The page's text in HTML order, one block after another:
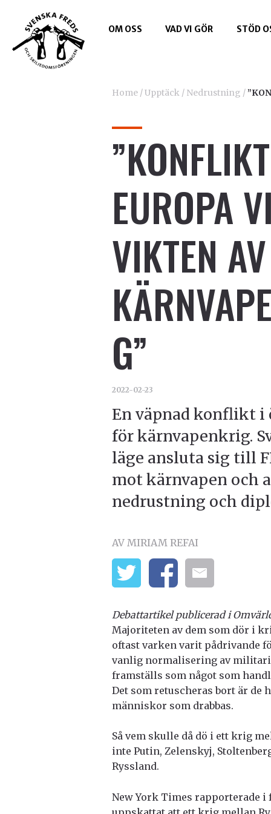
OM OSS VAD VI GÖR STÖD
Home/Upptäck/ Nedrustning /
EUROPA
VIKTEN AV
G”
2022-02-23
En väpnad konflikt i
för kärnvapenkrig.
läge ansluta sig till
mot kärnvapen och
nedrustning och
AV MIRIAM REFAI
Debattartikel publicerad i
Majoriteten av dem som dör i
oftast varken varit pådrivande
vanlig normalisering av
framställs som något som
Det som retuscheras bort är de
människor som drabbas.
Så vem skulle då dö i ett krig
inte Putin, Zelenskyj,
Ryssland.
New York Times rapporterade